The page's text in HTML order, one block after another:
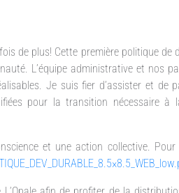
de plus! Cette première politique de
L’équipe administrative et nos
Je suis fier d’assister et de
pour la transition nécessaire à
et une action collective.